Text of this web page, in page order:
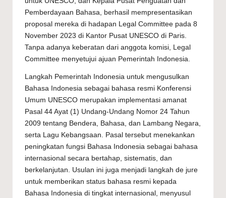
Pemberdayaan Bahasa, berhasil mempresentasikan
proposal mereka di hadapan Legal Committee pada 8
November 2023 di Kantor Pusat UNESCO di Paris.
Tanpa adanya keberatan dari anggota komisi, Legal
Committee menyetujui ajuan Pemerintah Indonesia.
Langkah Pemerintah Indonesia untuk mengusulkan
Bahasa Indonesia sebagai bahasa resmi Konferensi
Umum UNESCO merupakan implementasi amanat
Pasal 44 Ayat (1) Undang-Undang Nomor 24 Tahun
2009 tentang Bendera, Bahasa, dan Lambang Negara,
serta Lagu Kebangsaan. Pasal tersebut menekankan
peningkatan fungsi Bahasa Indonesia sebagai bahasa
internasional secara bertahap, sistematis, dan
berkelanjutan. Usulan ini juga menjadi langkah de jure
untuk memberikan status bahasa resmi kepada
Bahasa Indonesia di tingkat internasional, menyusul